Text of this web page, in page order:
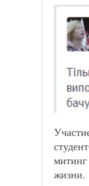
жизни.